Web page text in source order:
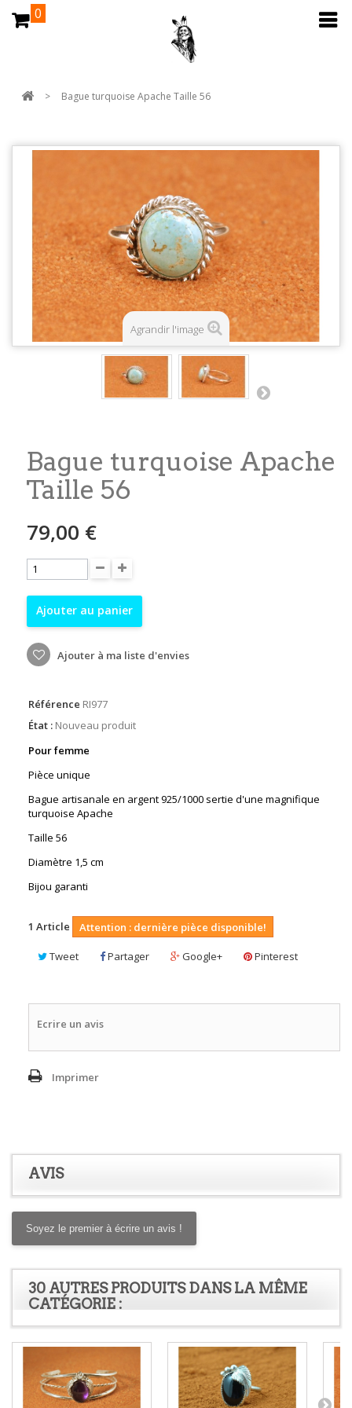
0
> Bague turquoise Apache Taille 56
Agrandir l'image
Bague turquoise Apache
Taille 56
79,00 €
Ajouter au panier
Ajouter à ma liste d'envies
Référence RI977
État : Nouveau produit
Pour femme
Pièce unique
Bague artisanale en argent 925/1000 sertie d'une magnifique
turquoise Apache
Taille 56
Diamètre 1,5 cm
Bijou garanti
1 Article Attention : dernière pièce disponible!
Tweet Partager Google+ Pinterest
Ecrire un avis
Imprimer
AVIS
Soyez le premier à écrire un avis !
30 AUTRES PRODUITS DANS LA MÊME
CATÉGORIE :